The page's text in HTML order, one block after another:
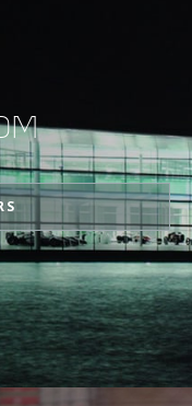
(903bhp)
(664lb-ft)